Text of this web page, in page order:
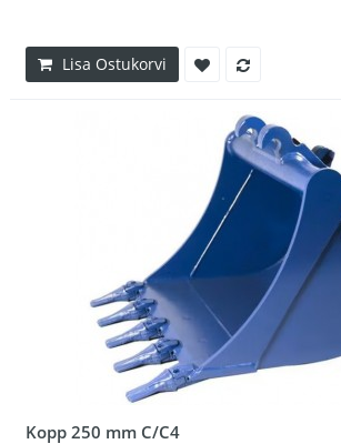
Lisa Ostukorvi
Kopp 250 mm C/C4